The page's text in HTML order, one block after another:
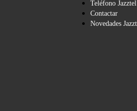
Teléfono Jazztel
Contactar
Novedades